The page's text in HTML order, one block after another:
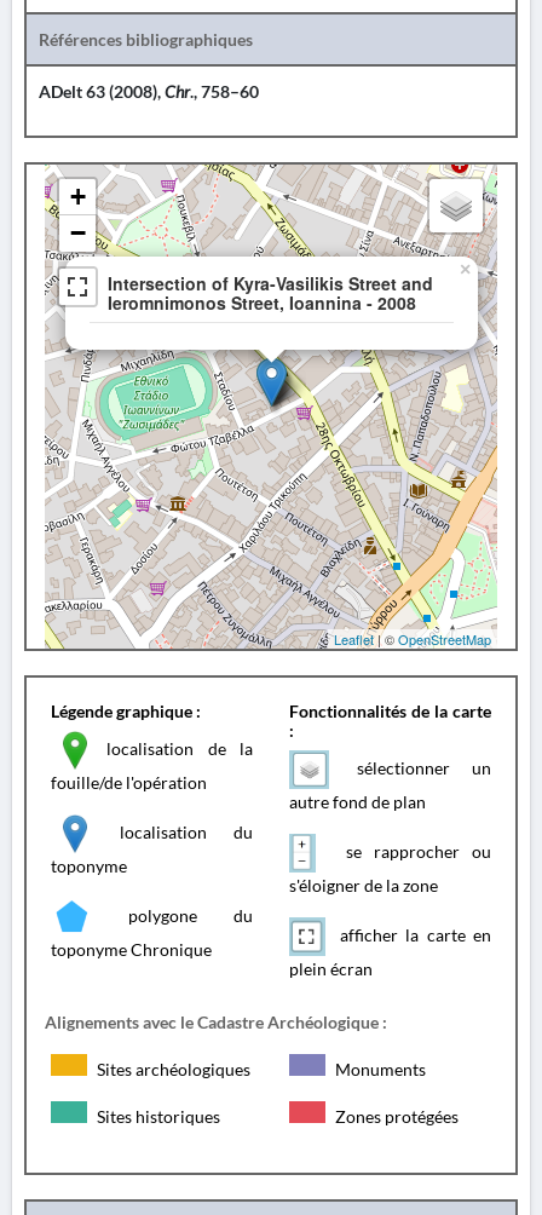
Références bibliographiques
ADelt 63 (2008),Chr., 758–60
Intersection of Kyra-Vasilikis Street and
Ieromnimonos Street, Ioannina - 2008
×
+
−
Leaflet| ©OpenStreetMap
Légende graphique :
localisation de la
fouille/de l'opération
localisation du
toponyme
polygone du
toponyme Chronique
Fonctionnalités de la carte
:
sélectionner un
autre fond de plan
se rapprocher ou
s'éloigner de la zone
afficher la carte en
plein écran
Alignements avec le Cadastre Archéologique :
Sites archéologiques Monuments
Sites historiques Zones protégées